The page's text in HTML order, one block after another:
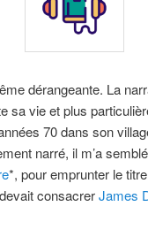
dérangeante. La
sa vie et plus
70 dans son
narré, il m’a
*, pour emprunter le
consacrerJames